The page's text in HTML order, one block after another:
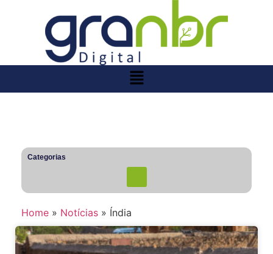
Home » Notícias » Índia
Categorias